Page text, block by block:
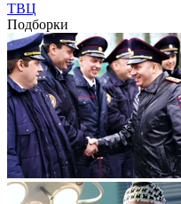
ТВЦ
Подборки